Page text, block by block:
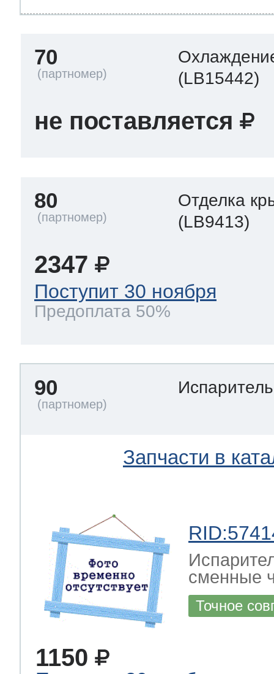
70
(LB15442)
не поставляется
80
Отделка
(LB9413)
2347
Поступит 30 ноября
Предоплата 50%
90
Запчасти в
сменные
Точное
1150